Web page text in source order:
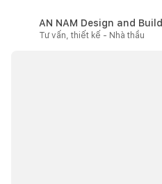
AN NAM Design and Build
Tư vấn, thiết kế - Nhà thầu